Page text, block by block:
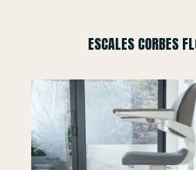
ESCALES CORBES